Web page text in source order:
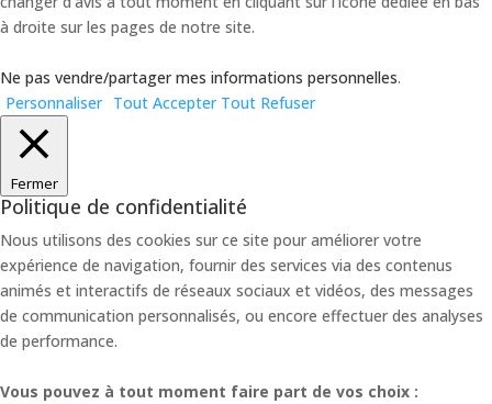
à droite sur les pages de notre site.
Ne pas vendre/partager mes informations personnelles.
Personnaliser Tout Accepter Tout Refuser
Fermer
Politique de confidentialité
Nous utilisons des cookies sur ce site pour améliorer votre
expérience de navigation, fournir des services via des contenus
animés et interactifs de réseaux sociaux et vidéos, des messages
de communication personnalisés, ou encore effectuer des analyses
de performance.
Vous pouvez à tout moment faire part de vos choix :